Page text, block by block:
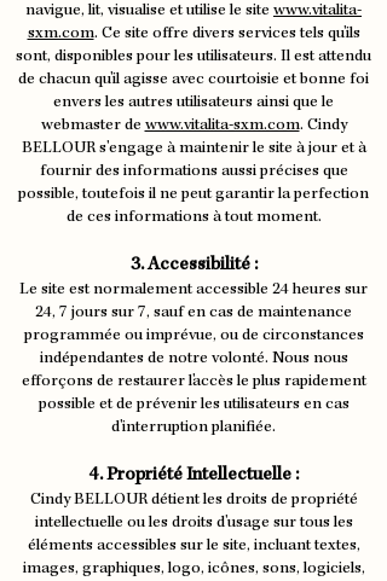
navigue, lit, visualise et utilise le site www.vitalita-
sxm.com. Ce site offre divers services tels qu'ils
sont, disponibles pour les utilisateurs. Il est attendu
de chacun qu'il agisse avec courtoisie et bonne foi
envers les autres utilisateurs ainsi que le
webmaster de www.vitalita-sxm.com. Cindy
BELLOUR s'engage à maintenir le site à jour et à
fournir des informations aussi précises que
possible, toutefois il ne peut garantir la perfection
de ces informations à tout moment.
3. Accessibilité :
Le site est normalement accessible 24 heures sur
24, 7 jours sur 7, sauf en cas de maintenance
programmée ou imprévue, ou de circonstances
indépendantes de notre volonté. Nous nous
efforçons de restaurer l'accès le plus rapidement
possible et de prévenir les utilisateurs en cas
d'interruption planifiée.
4. Propriété Intellectuelle :
Cindy BELLOUR détient les droits de propriété
intellectuelle ou les droits d'usage sur tous les
éléments accessibles sur le site, incluant textes,
images, graphiques, logo, icônes, sons, logiciels,